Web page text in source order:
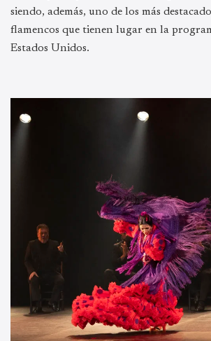
siendo, además, uno de los más
flamencos que tienen lugar en la
Estados Unidos.